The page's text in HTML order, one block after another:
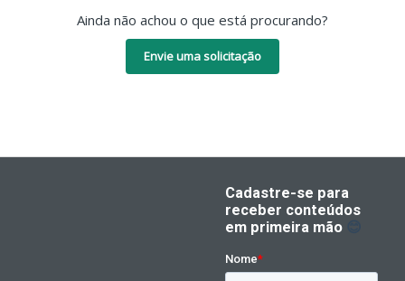
Ainda não achou o que está procurando?
Envie uma solicitação